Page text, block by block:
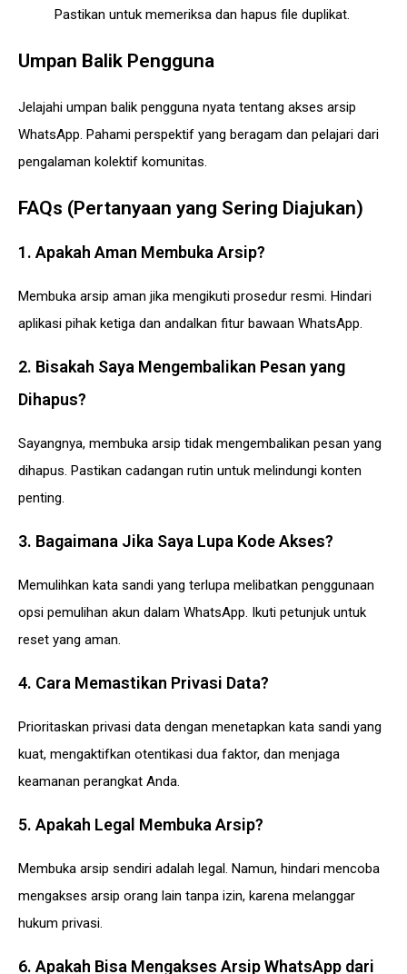
Pastikan untuk memeriksa dan hapus file duplikat.
Umpan Balik Pengguna
Jelajahi umpan balik pengguna nyata tentang akses arsip
WhatsApp. Pahami perspektif yang beragam dan pelajari dari
pengalaman kolektif komunitas.
FAQs (Pertanyaan yang Sering Diajukan)
1. Apakah Aman Membuka Arsip?
Membuka arsip aman jika mengikuti prosedur resmi. Hindari
aplikasi pihak ketiga dan andalkan fitur bawaan WhatsApp.
2. Bisakah Saya Mengembalikan Pesan yang
Dihapus?
Sayangnya, membuka arsip tidak mengembalikan pesan yang
dihapus. Pastikan cadangan rutin untuk melindungi konten
penting.
3. Bagaimana Jika Saya Lupa Kode Akses?
Memulihkan kata sandi yang terlupa melibatkan penggunaan
opsi pemulihan akun dalam WhatsApp. Ikuti petunjuk untuk
reset yang aman.
4. Cara Memastikan Privasi Data?
Prioritaskan privasi data dengan menetapkan kata sandi yang
kuat, mengaktifkan otentikasi dua faktor, dan menjaga
keamanan perangkat Anda.
5. Apakah Legal Membuka Arsip?
Membuka arsip sendiri adalah legal. Namun, hindari mencoba
mengakses arsip orang lain tanpa izin, karena melanggar
hukum privasi.
6. Apakah Bisa Mengakses Arsip WhatsApp dari